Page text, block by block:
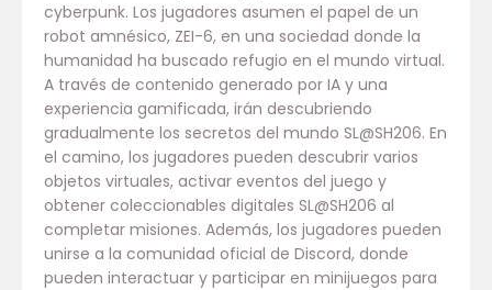
cyberpunk. Los jugadores asumen el papel de un
robot amnésico, ZEI-6, en una sociedad donde la
humanidad ha buscado refugio en el mundo virtual.
A través de contenido generado por IA y una
experiencia gamificada, irán descubriendo
gradualmente los secretos del mundo SL@SH206. En
el camino, los jugadores pueden descubrir varios
objetos virtuales, activar eventos del juego y
obtener coleccionables digitales SL@SH206 al
completar misiones. Además, los jugadores pueden
unirse a la comunidad oficial de Discord, donde
pueden interactuar y participar en minijuegos para